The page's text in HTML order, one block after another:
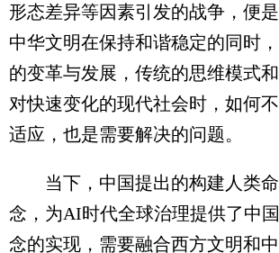
形态差异等因素引发的战争，便是
中华文明在保持和谐稳定的同时
的变革与发展，传统的思维模式
对快速变化的现代社会时，如何
适应，也是需要解决的问题。
当下，中国提出的构建人类命
念，为AI时代全球治理提供了中
念的实现，需要融合西方文明和